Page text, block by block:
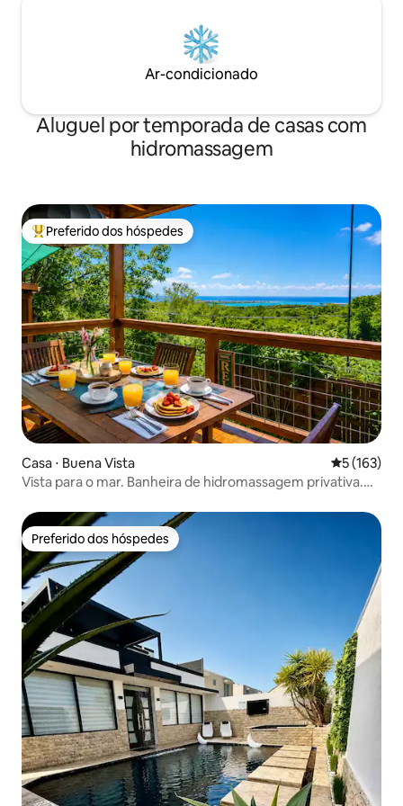
Ar-condicionado
Aluguel por temporada de casas com
hidromassagem
Entre os melhores preferidos dos hóspedes
Preferido dos hóspedes
Casa ⋅ Buena Vista 5 de uma
5 (163)
Vista para o mar. Banheira de hidromassagem privativa.
Preferido dos hóspedes
Preferido dos hóspedes